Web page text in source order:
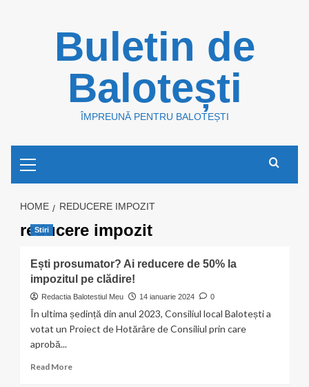
Buletin de
Balotești
ÎMPREUNĂ PENTRU BALOTEȘTI
Menu
HOME REDUCERE IMPOZIT
reducere impozit
Stiri
Ești prosumator? Ai reducere de 50% la
impozitul pe clădire!
Redactia Balotestiul Meu 14 ianuarie 2024 0
În ultima ședință din anul 2023, Consiliul local Balotești a
votat un Proiect de Hotărâre de Consiliul prin care
aprobă...
Read MoreRead